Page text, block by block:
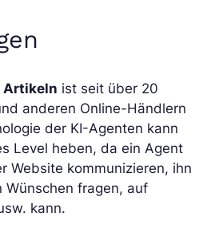
Artikeln ist seit über 20
anderen Online-Händlern
der KI-Agenten kann
Level heben, da ein Agent
Website kommunizieren, ihn
Wünschen fragen, auf
kann.